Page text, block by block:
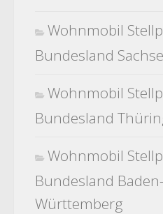
Wohnmobil
Bundesland
Wohnmobil
Bundesland
Wohnmobil
Bundesland Baden-
Württemberg